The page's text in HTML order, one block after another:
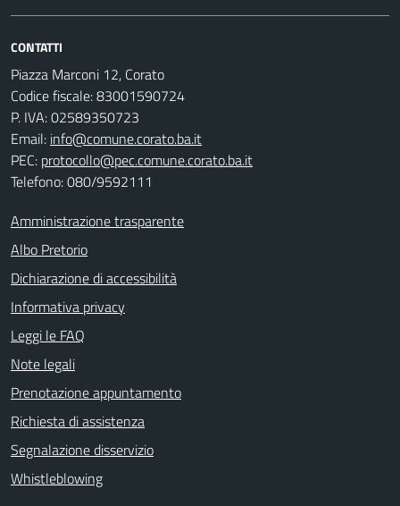
CONTATTI
Piazza Marconi 12, Corato
Codice fiscale: 83001590724
P. IVA: 02589350723
Email: info@comune.corato.ba.it
PEC: protocollo@pec.comune.corato.ba.it
Telefono: 080/9592111
Amministrazione trasparente
Albo Pretorio
Dichiarazione di accessibilità
Informativa privacy
Leggi le FAQ
Note legali
Prenotazione appuntamento
Richiesta di assistenza
Segnalazione disservizio
Whistleblowing